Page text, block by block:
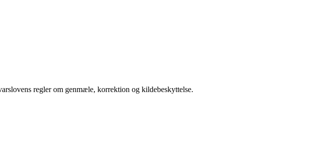
regler om genmæle, korrektion og kildebeskyttelse.